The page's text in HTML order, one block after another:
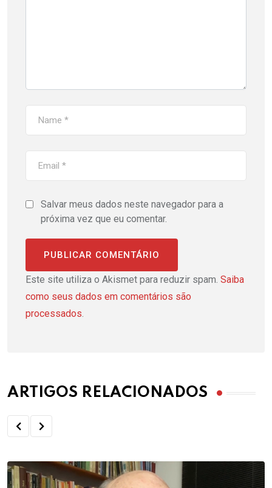
Salvar meus dados neste navegador para a
próxima vez que eu comentar.
Este site utiliza o Akismet para reduzir spam. Saiba
como seus dados em comentários são
processados.
ARTIGOS RELACIONADOS